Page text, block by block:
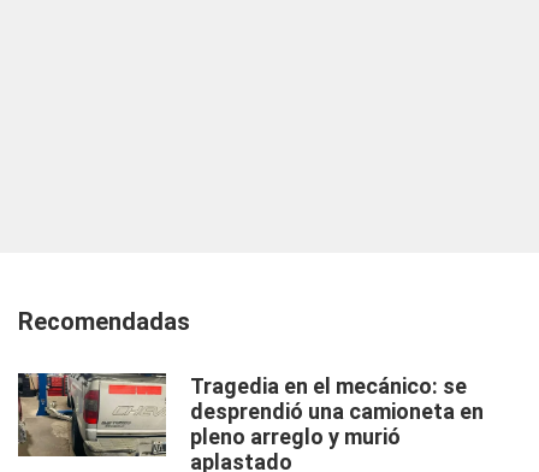
Recomendadas
Tragedia en el mecánico: se
desprendió una camioneta en
pleno arreglo y murió
aplastado